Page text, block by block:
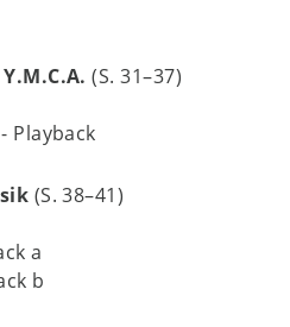
(S. 31–37)
Playback
(S. 38–41)
a
b